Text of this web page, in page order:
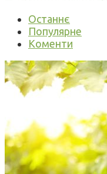
Останнє
Популярне
Коменти